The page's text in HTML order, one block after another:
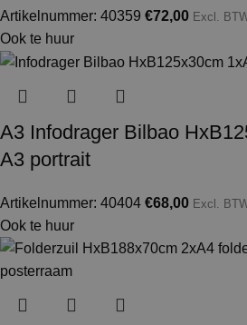
Artikelnummer: 40359 €72,00 Excl.
Ook te huur
A3 Infodrager Bilbao
A3 portrait
Artikelnummer: 40404 €68,00 Excl.
Ook te huur